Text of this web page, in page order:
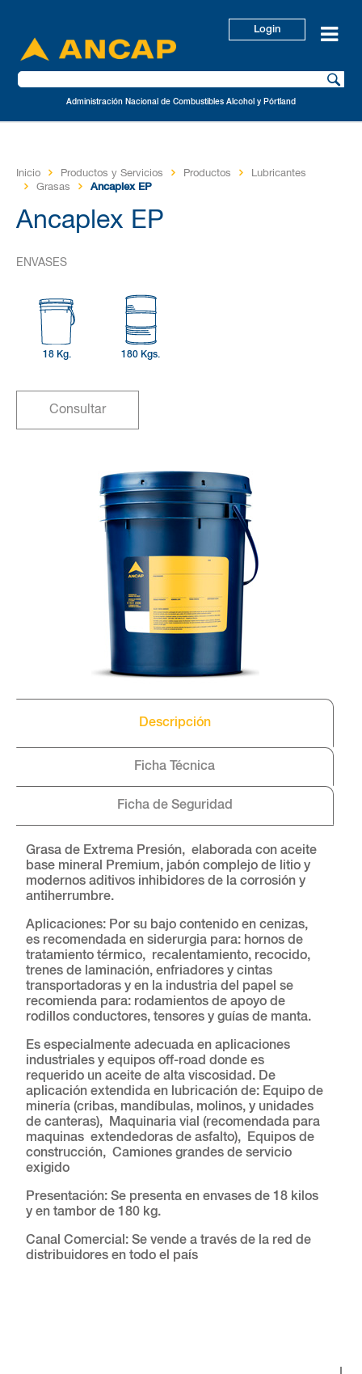
Administración Nacional de Combustibles Alcohol y Pórtland
Login
Inicio Productos y Servicios Productos
Lubricantes
Grasas
Ancaplex EP
Ancaplex EP
ENVASES
18 Kg. 180 Kgs.
Consultar
Descripción
Ficha Técnica
Ficha de Seguridad
Grasa de Extrema Presión, elaborada con aceite
base mineral Premium, jabón complejo de litio y
modernos aditivos inhibidores de la corrosión y
antiherrumbre.
Aplicaciones: Por su bajo contenido en cenizas,
es recomendada en siderurgia para: hornos de
tratamiento térmico, recalentamiento, recocido,
trenes de laminación, enfriadores y cintas
transportadoras y en la industria del papel se
recomienda para: rodamientos de apoyo de
rodillos conductores, tensores y guías de manta.
Es especialmente adecuada en aplicaciones
industriales y equipos off-road donde es
requerido un aceite de alta viscosidad. De
aplicación extendida en lubricación de: Equipo de
minería (cribas, mandíbulas, molinos, y unidades
de canteras), Maquinaria vial (recomendada para
maquinas extendedoras de asfalto), Equipos de
construcción, Camiones grandes de servicio
exigido
Presentación: Se presenta en envases de 18 kilos
y en tambor de 180 kg.
Canal Comercial: Se vende a través de la red de
distribuidores en todo el país